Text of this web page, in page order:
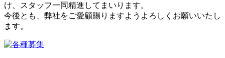
け、スタッフ一同精進してまいります。
今後とも、弊社をご愛顧賜りますようよろしくお願いいたし
ます。